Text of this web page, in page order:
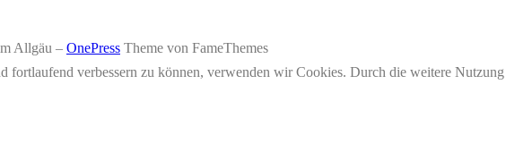
Allgäu – OnePress Theme von FameThemes
fortlaufend verbessern zu können, verwenden wir Cookies. Durch die weitere